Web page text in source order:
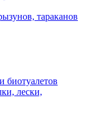
тараканов
биотуалетов
лески,